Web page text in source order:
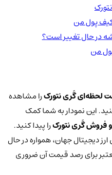
پول من
در حال تغییر است؟
لحظه‌ای گَری نتورکرا مشاهده
این نمودار به شما کمک
فروش گَری نتورکرا پیدا کنید.
دیجیتال جهان، همواره در حال
برای رصد قیمت آن ضروری